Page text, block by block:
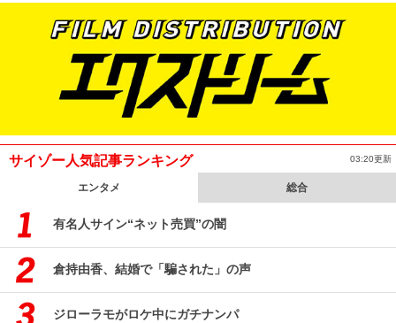
サイゾー人気記事ランキング 03:20更新
エンタメ 総合
有名人サイン“ネット売買”の闇
倉持由香、結婚で「騙された」の声
ジローラモがロケ中にガチナンパ